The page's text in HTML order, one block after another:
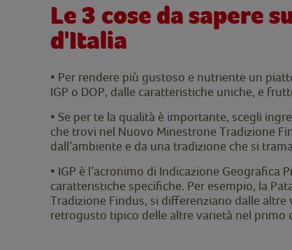
Le 3 cose da sapere
d'Italia
• Per rendere più gustoso e nutriente un
IGP o DOP, dalle caratteristiche uniche, e
• Se per te la qualità è importante, scegli
che trovi nel Nuovo Minestrone Tradizione
dall’ambiente e da una tradizione che si
• IGP è l’acronimo di Indicazione
caratteristiche specifiche. Per esempio, la
Tradizione Findus, si differenziano dalle
retrogusto tipico delle altre varietà nel primo